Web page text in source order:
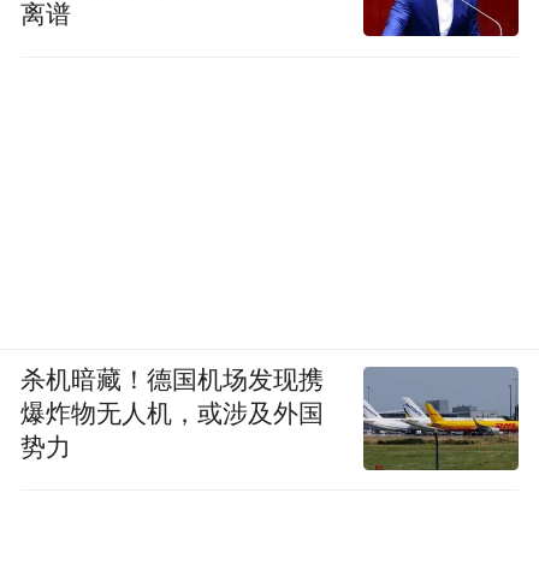
离谱
杀机暗藏！德国机场发现携
爆炸物无人机，或涉及外国
势力